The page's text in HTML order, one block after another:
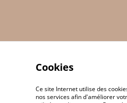
Cookies
Ce site Internet utilise des
nos services afin d'améliorer